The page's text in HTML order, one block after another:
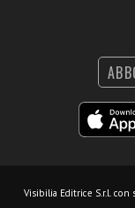
Visibilia Editrice S.r.l. con